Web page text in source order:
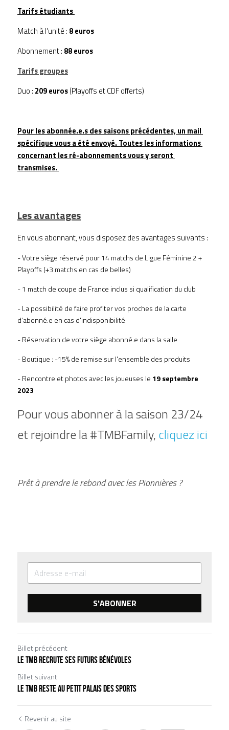
Tarifs étudiants
Match à l'unité : 8 euros
Abonnement : 88 euros
Tarifs groupes
Duo : 209 euros (Playoffs et CDF offerts)
Pour les abonnée.e.s des saisons précédentes, un mail
spécifique vous a été envoyé. Toutes les informations
concernant les ré-abonnements vous y seront
transmises.
Les avantages
En vous abonnant, vous disposez des avantages suivants :
- Votre siège réservé pour 14 matchs de Ligue Féminine 2 +
Playoffs (+3 matchs en cas de belles)
- 1 match de coupe de France inclus si qualification du club
- La possibilité de faire profiter vos proches de la carte
d’abonné.e en cas d'indisponibilité
- Réservation de votre siège abonné.e dans la salle
- Boutique : -15% de remise sur l'ensemble des produits
- Rencontre et photos avec les joueuses le 19 septembre
2023
Pour vous abonner à la saison 23/24
et rejoindre la #TMBFamily, cliquez ici
Prêt à prendre le rebond avec les Pionnières ?
S'ABONNER
Billet précédent
Le TMB recrute ses futurs bénévoles
Billet suivant
Le TMB reste au Petit Palais des Sports
Revenir au site